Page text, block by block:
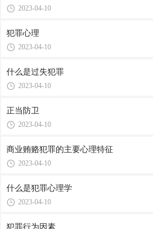
2023-04-10
犯罪心理
2023-04-10
什么是过失犯罪
2023-04-10
正当防卫
2023-04-10
商业贿赂犯罪的主要心理特征
2023-04-10
什么是犯罪心理学
2023-04-10
犯罪行为因素